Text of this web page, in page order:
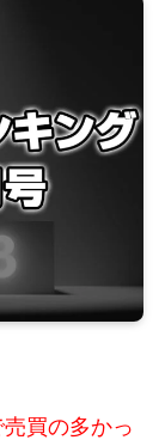
買の多かっ